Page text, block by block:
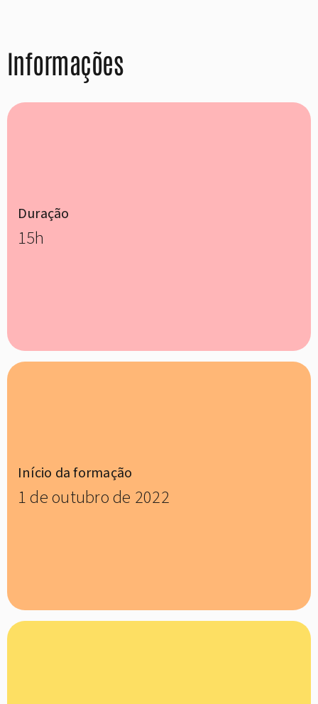
Informações
Duração
15h
Início da formação
1 de outubro de 2022